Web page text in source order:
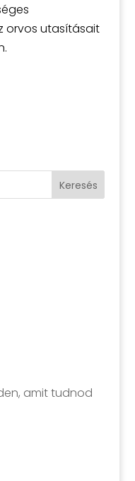
orvos utasításait
Keresés
amit tudnod